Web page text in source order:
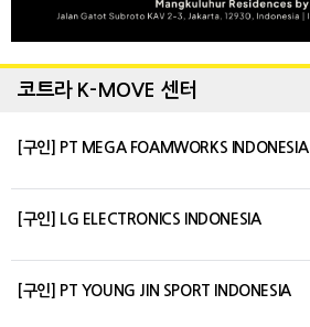
코트라 K-MOVE 센터
[구인] PT MEGA FOAMWORKS INDONESIA
[구인] LG ELECTRONICS INDONESIA
[구인] PT YOUNG JIN SPORT INDONESIA